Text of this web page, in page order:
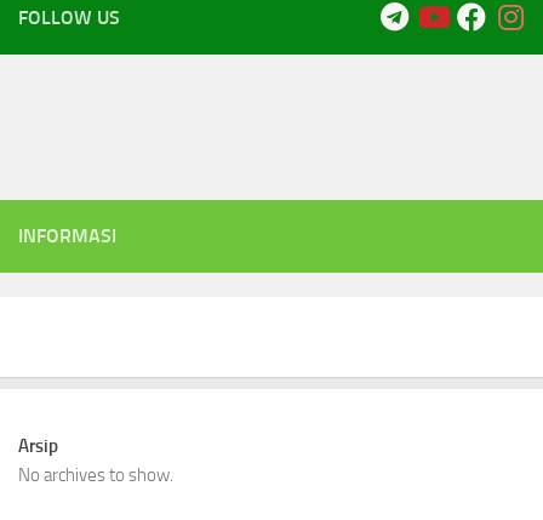
FOLLOW US
INFORMASI
Arsip
No archives to show.